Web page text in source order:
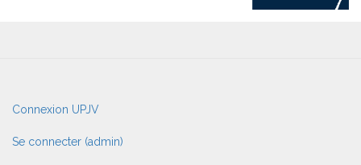
User
account
menu
Connexion UPJV
Se connecter (admin)